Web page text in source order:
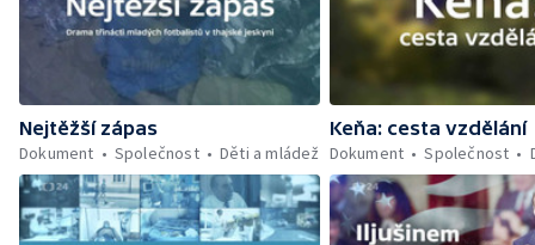
Nejtěžší zápas
Dokument
Společnost Děti a mládež
Keňa: cesta vzdělání
Dokument
Společnost